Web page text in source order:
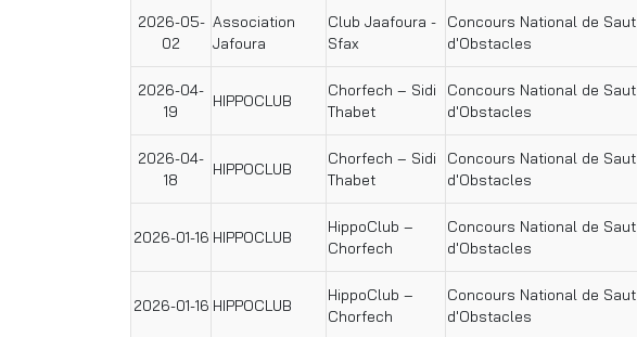
2026-05-
02
Association
Jafoura
Club Jaafoura -
Sfax
Concours National de Saut
d'Obstacles
2026-04-
19
HIPPOCLUB
Chorfech – Sidi
Thabet
Concours National de Saut
d'Obstacles
2026-04-
18
HIPPOCLUB
Chorfech – Sidi
Thabet
Concours National de Saut
d'Obstacles
2026-01-16 HIPPOCLUB
HippoClub –
Chorfech
Concours National de Saut
d'Obstacles
2026-01-16 HIPPOCLUB
HippoClub –
Chorfech
Concours National de Saut
d'Obstacles